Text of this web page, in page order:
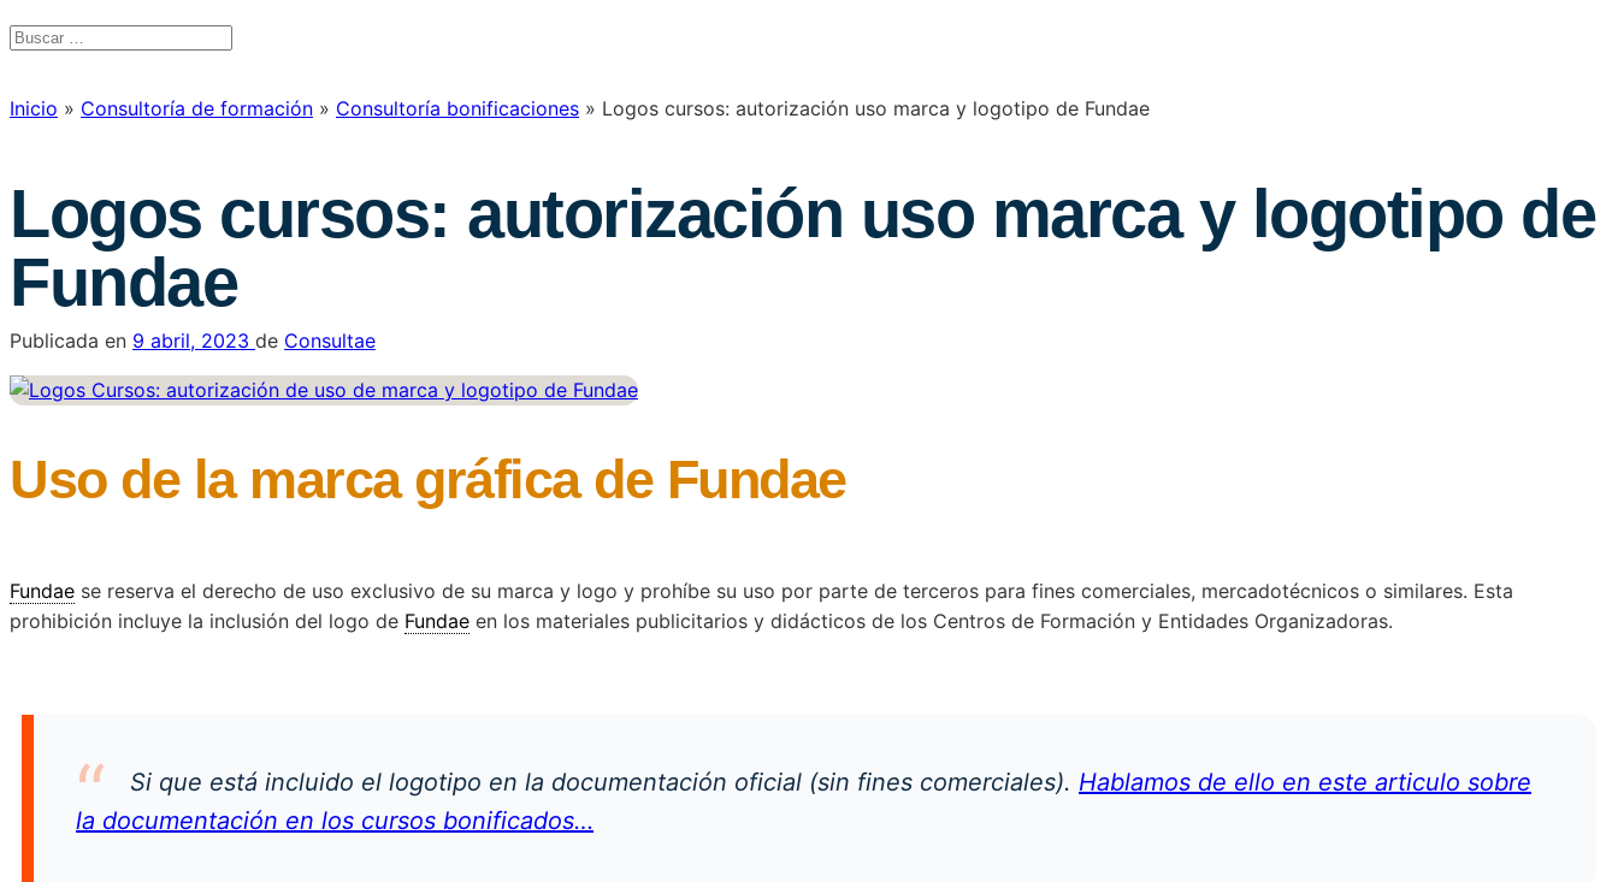
Inicio » Consultoría de formación » Consultoría bonificaciones » Logos cursos: autorización uso marca y logotipo de Fundae
Logos cursos: autorización uso marca y logotipo de
Fundae
Publicada en 9 abril, 2023 de Consultae
Uso de la marca gráfica de Fundae
Fundae se reserva el derecho de uso exclusivo de su marca y logo y prohíbe su uso por parte de terceros para fines comerciales, mercadotécnicos o similares. Esta
prohibición incluye la inclusión del logo de Fundae en los materiales publicitarios y didácticos de los Centros de Formación y Entidades Organizadoras.
Si que está incluido el logotipo en la documentación oficial (sin fines comerciales). Hablamos de ello en este articulo sobre
la documentación en los cursos bonificados…